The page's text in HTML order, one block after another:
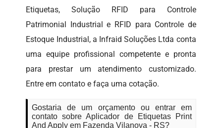
Etiquetas, Solução RFID para Controle
Patrimonial Industrial e RFID para Controle de
Estoque Industrial, a Infraid Soluções Ltda conta
uma equipe profissional competente e pronta
para prestar um atendimento customizado.
Entre em contato e faça uma cotação.
Gostaria de um orçamento ou entrar em
contato sobre Aplicador de Etiquetas Print
And Apply em Fazenda Vilanova - RS?